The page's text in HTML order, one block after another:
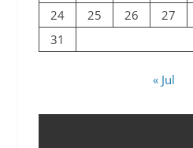
24
25 26 27
31
« Jul